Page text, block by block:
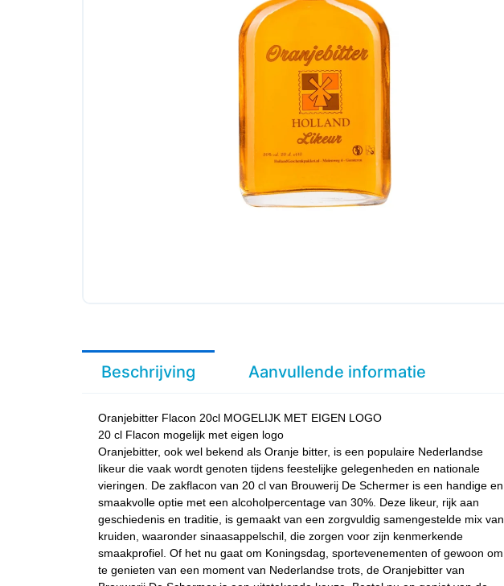
Beschrijving Aanvullende informatie
Oranjebitter Flacon 20cl MOGELIJK MET EIGEN LOGO
20 cl Flacon mogelijk met eigen logo
Oranjebitter, ook wel bekend als Oranje bitter, is een populaire Nederlandse
likeur die vaak wordt genoten tijdens feestelijke gelegenheden en nationale
vieringen. De zakflacon van 20 cl van Brouwerij De Schermer is een handige en
smaakvolle optie met een alcoholpercentage van 30%. Deze likeur, rijk aan
geschiedenis en traditie, is gemaakt van een zorgvuldig samengestelde mix van
kruiden, waaronder sinaasappelschil, die zorgen voor zijn kenmerkende
smaakprofiel. Of het nu gaat om Koningsdag, sportevenementen of gewoon om
te genieten van een moment van Nederlandse trots, de Oranjebitter van